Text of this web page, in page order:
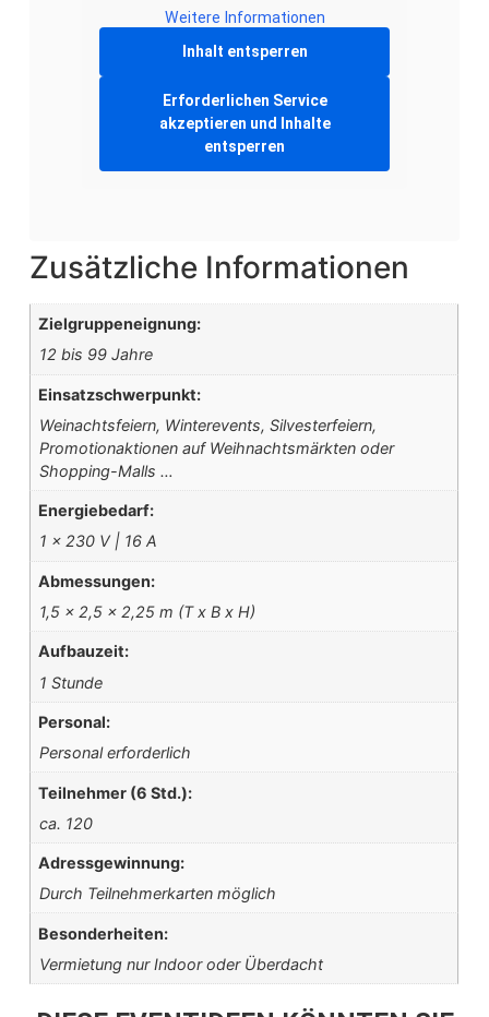
Weitere Informationen
Inhalt entsperren
Erforderlichen Service
akzeptieren und Inhalte
entsperren
Zusätzliche Informationen
Zielgruppeneignung:
12 bis 99 Jahre
Einsatzschwerpunkt:
Weinachtsfeiern, Winterevents, Silvesterfeiern,
Promotionaktionen auf Weihnachtsmärkten oder
Shopping-Malls …
Energiebedarf:
1 x 230 V | 16 A
Abmessungen:
1,5 x 2,5 x 2,25 m (T x B x H)
Aufbauzeit:
1 Stunde
Personal:
Personal erforderlich
Teilnehmer (6 Std.):
ca. 120
Adressgewinnung:
Durch Teilnehmerkarten möglich
Besonderheiten:
Vermietung nur Indoor oder Überdacht